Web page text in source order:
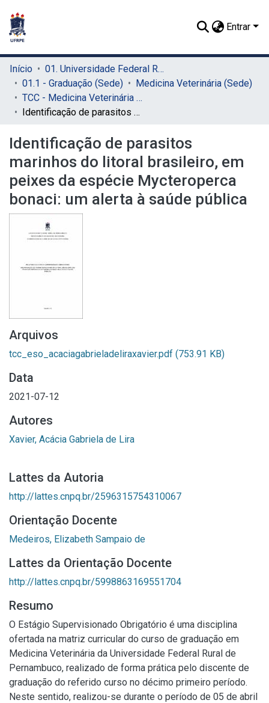
Entrar
Início
01. Universidade Federal Rural de Pernambuco - UFRPE (Sede)
01.1 - Graduação (Sede)
Medicina Veterinária (Sede)
TCC - Medicina Veterinária (Sede)
Identificação de parasitos marinhos do litoral brasileiro, em peixes da espécie Mycteroperca bonaci: um alerta à saúde pública
Identificação de parasitos
marinhos do litoral brasileiro, em
peixes da espécie Mycteroperca
bonaci: um alerta à saúde pública
Arquivos
tcc_eso_acaciagabrieladeliraxavier.pdf (753.91 KB)
Data
2021-07-12
Autores
Xavier, Acácia Gabriela de Lira
Lattes da Autoria
http://lattes.cnpq.br/2596315754310067
Orientação Docente
Medeiros, Elizabeth Sampaio de
Lattes da Orientação Docente
http://lattes.cnpq.br/5998863169551704
Resumo
O Estágio Supervisionado Obrigatório é uma disciplina
ofertada na matriz curricular do curso de graduação em
Medicina Veterinária da Universidade Federal Rural de
Pernambuco, realizado de forma prática pelo discente de
graduação do referido curso no décimo primeiro período.
Neste sentido, realizou-se durante o período de 05 de abril